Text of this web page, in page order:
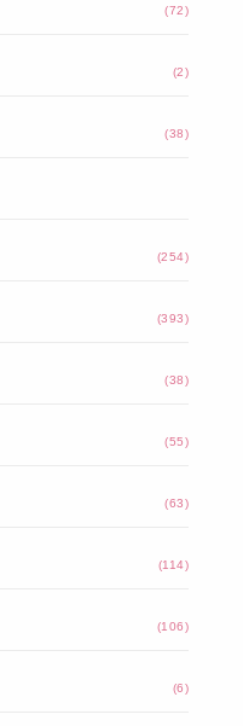
(72)
(2)
(38)
(254)
(393)
(38)
(55)
(63)
(114)
(106)
(6)